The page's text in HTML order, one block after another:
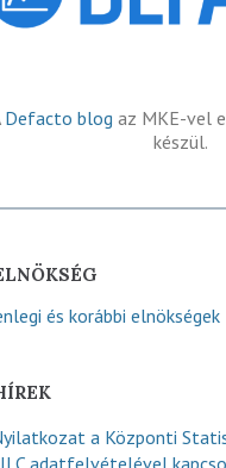
Defacto blog az MKE-vel
készül.
és korábbi elnökségek
a Központi
adatfelvételével